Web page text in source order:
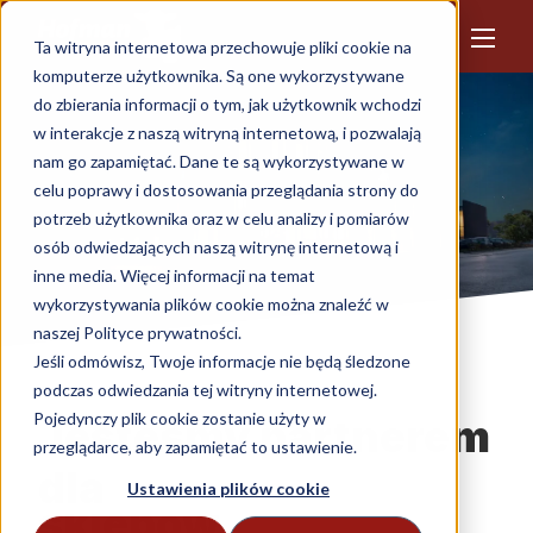
Ta witryna internetowa przechowuje pliki cookie na
komputerze użytkownika. Są one wykorzystywane
do zbierania informacji o tym, jak użytkownik wchodzi
w interakcje z naszą witryną internetową, i pozwalają
nam go zapamiętać. Dane te są wykorzystywane w
celu poprawy i dostosowania przeglądania strony do
potrzeb użytkownika oraz w celu analizy i pomiarów
osób odwiedzających naszą witrynę internetową i
inne media. Więcej informacji na temat
wykorzystywania plików cookie można znaleźć w
naszej Polityce prywatności.
Jeśli odmówisz, Twoje informacje nie będą śledzone
podczas odwiedzania tej witryny internetowej.
Pojedynczy plik cookie zostanie użyty w
przeglądarce, aby zapamiętać to ustawienie.
Ustawienia plików cookie
Jesteśmy partnerem
sklepów